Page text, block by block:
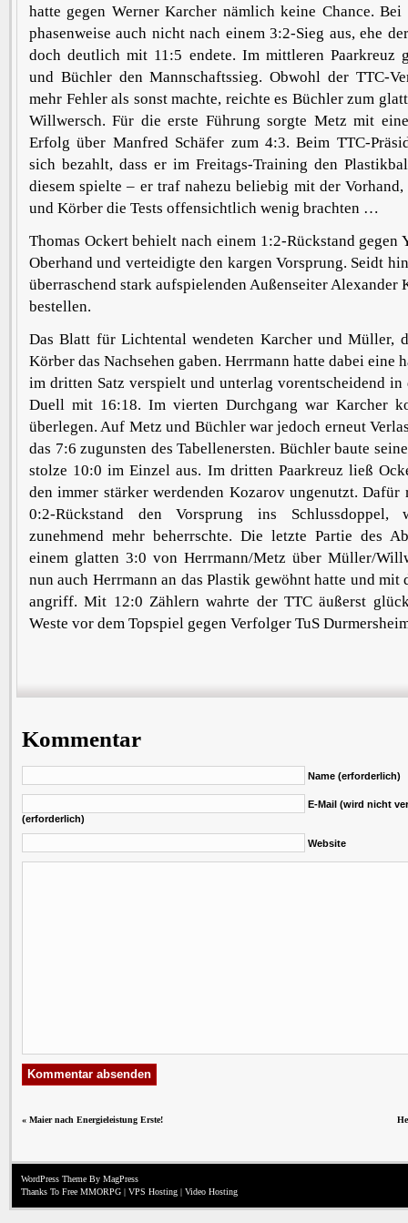
hatte gegen Werner Karcher nämlich keine Chance. Bei
phasenweise auch nicht nach einem 3:2-Sieg aus, ehe
doch deutlich mit 11:5 endete. Im mittleren Paarkreuz
und Büchler den Mannschaftssieg. Obwohl der TTC-
mehr Fehler als sonst machte, reichte es Büchler zum
Willwersch. Für die erste Führung sorgte Metz mit
Erfolg über Manfred Schäfer zum 4:3. Beim TTC-
sich bezahlt, dass er im Freitags-Training den
diesem spielte – er traf nahezu beliebig mit der
und Körber die Tests offensichtlich wenig brachten …
Thomas Ockert behielt nach einem 1:2-Rückstand gegen
Oberhand und verteidigte den kargen Vorsprung. Seidt
überraschend stark aufspielenden Außenseiter Alexander
bestellen.
Das Blatt für Lichtental wendeten Karcher und Müller,
Körber das Nachsehen gaben. Herrmann hatte dabei eine
im dritten Satz verspielt und unterlag vorentscheidend in
Duell mit 16:18. Im vierten Durchgang war Karcher
überlegen. Auf Metz und Büchler war jedoch erneut
das 7:6 zugunsten des Tabellenersten. Büchler baute
stolze 10:0 im Einzel aus. Im dritten Paarkreuz ließ
den immer stärker werdenden Kozarov ungenutzt. Dafür
0:2-Rückstand den Vorsprung ins
zunehmend mehr beherrschte. Die letzte Partie des
einem glatten 3:0 von Herrmann/Metz über Müller/
nun auch Herrmann an das Plastik gewöhnt hatte und mit
angriff. Mit 12:0 Zählern wahrte der TTC äußerst
Weste vor dem Topspiel gegen Verfolger TuS
Kommentar
Name (erforderlich)
E-Mail (wird nicht
(erforderlich)
Website
« Maier nach Energieleistung Erste!
WordPress Theme By MagPress
Thanks To Free MMORPG | VPS Hosting | Video Hosting